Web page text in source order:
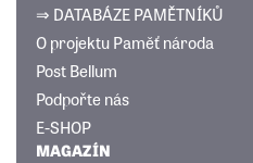
⇒ DATABÁZE PAMĚTNÍKŮ
O projektu Paměť národa
Post Bellum
Podpořte nás
E-SHOP
MAGAZÍN